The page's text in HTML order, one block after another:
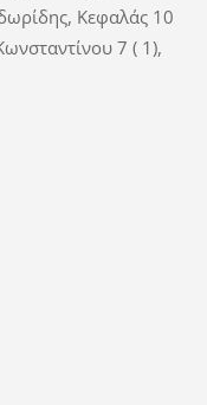
Κεφαλάς 10
7 ( 1),